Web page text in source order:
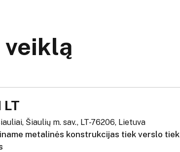
LT
Šiaulių m. sav., LT-76206, Lietuva
metalinės konstrukcijas tiek verslo tiek